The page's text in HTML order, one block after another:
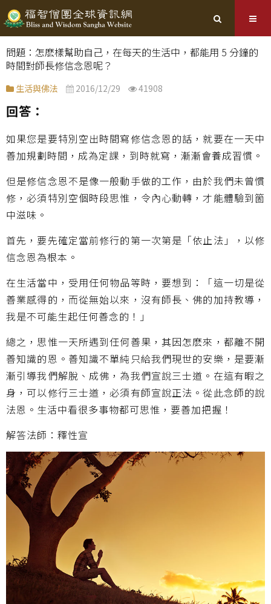
問題：怎麽樣幫助自己，在每天的生活中，都能用 5 分鐘的
時間對師長修信念恩呢？
生活與佛法 2016/12/29 41908
回答：
如果您是要特別空出時間寫修信念恩的話，就要在一天中
善加規劃時間，成為定課，到時就寫，漸漸會養成習慣。
但是修信念恩不是像一般動手做的工作，由於我們未曾慣
修，必須特別空個時段思惟，令內心動轉，才能體驗到箇
中滋味。
首先，要先確定當前修行的第一次第是「依止法」，以修
信念恩為根本。
在生活當中，受用任何物品等時，要想到：「這一切是從
善業感得的，而從無始以來，沒有師長、佛的加持教導，
我是不可能生起任何善念的！」
總之，思惟一天所遇到任何善果，其因怎麽來，都離不開
善知識的恩。善知識不單純只給我們現世的安樂，是要漸
漸引導我們解脫、成佛，為我們宣說三士道。在這有暇之
身，可以修行三士道，必須有師宣說正法。從此念師的說
法恩。生活中看很多事物都可思惟，要善加把握！
解答法師：釋性宣